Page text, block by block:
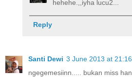
hehehe.,,iyha lucu2...
Reply
Santi Dewi 3 June 2013 at 21:16
ngegemesiinn..... bukan miss